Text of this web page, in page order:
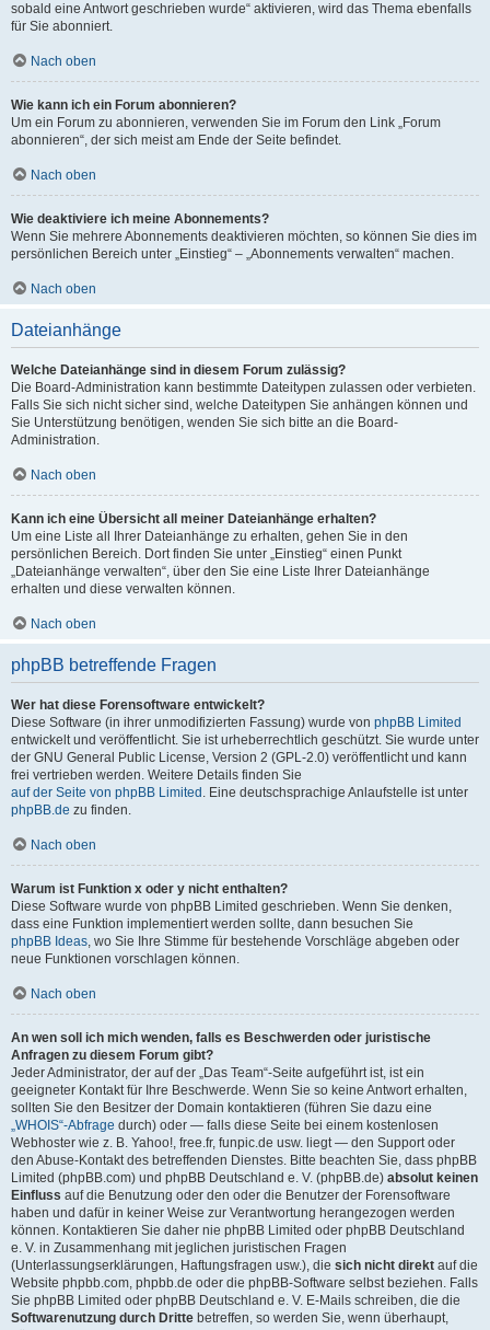
sobald eine Antwort geschrieben wurde“ aktivieren, wird das Thema ebenfalls
für Sie abonniert.
Nach oben
Wie kann ich ein Forum abonnieren?
Um ein Forum zu abonnieren, verwenden Sie im Forum den Link „Forum
abonnieren“, der sich meist am Ende der Seite befindet.
Nach oben
Wie deaktiviere ich meine Abonnements?
Wenn Sie mehrere Abonnements deaktivieren möchten, so können Sie dies im
persönlichen Bereich unter „Einstieg“ – „Abonnements verwalten“ machen.
Nach oben
Dateianhänge
Welche Dateianhänge sind in diesem Forum zulässig?
Die Board-Administration kann bestimmte Dateitypen zulassen oder verbieten.
Falls Sie sich nicht sicher sind, welche Dateitypen Sie anhängen können und
Sie Unterstützung benötigen, wenden Sie sich bitte an die Board-
Administration.
Nach oben
Kann ich eine Übersicht all meiner Dateianhänge erhalten?
Um eine Liste all Ihrer Dateianhänge zu erhalten, gehen Sie in den
persönlichen Bereich. Dort finden Sie unter „Einstieg“ einen Punkt
„Dateianhänge verwalten“, über den Sie eine Liste Ihrer Dateianhänge
erhalten und diese verwalten können.
Nach oben
phpBB betreffende Fragen
Wer hat diese Forensoftware entwickelt?
Diese Software (in ihrer unmodifizierten Fassung) wurde von phpBB Limited
entwickelt und veröffentlicht. Sie ist urheberrechtlich geschützt. Sie wurde unter
der GNU General Public License, Version 2 (GPL-2.0) veröffentlicht und kann
frei vertrieben werden. Weitere Details finden Sie
auf der Seite von phpBB Limited . Eine deutschsprachige Anlaufstelle ist unter
phpBB.de zu finden.
Nach oben
Warum ist Funktion x oder y nicht enthalten?
Diese Software wurde von phpBB Limited geschrieben. Wenn Sie denken,
dass eine Funktion implementiert werden sollte, dann besuchen Sie
phpBB Ideas, wo Sie Ihre Stimme für bestehende Vorschläge abgeben oder
neue Funktionen vorschlagen können.
Nach oben
An wen soll ich mich wenden, falls es Beschwerden oder juristische
Anfragen zu diesem Forum gibt?
Jeder Administrator, der auf der „Das Team“-Seite aufgeführt ist, ist ein
geeigneter Kontakt für Ihre Beschwerde. Wenn Sie so keine Antwort erhalten,
sollten Sie den Besitzer der Domain kontaktieren (führen Sie dazu eine
„WHOIS“-Abfrage durch) oder — falls diese Seite bei einem kostenlosen
Webhoster wie z. B. Yahoo!, free.fr, funpic.de usw. liegt — den Support oder
den Abuse-Kontakt des betreffenden Dienstes. Bitte beachten Sie, dass phpBB
Limited (phpBB.com) und phpBB Deutschland e. V. (phpBB.de) absolut keinen
Einfluss auf die Benutzung oder den oder die Benutzer der Forensoftware
haben und dafür in keiner Weise zur Verantwortung herangezogen werden
können. Kontaktieren Sie daher nie phpBB Limited oder phpBB Deutschland
e. V. in Zusammenhang mit jeglichen juristischen Fragen
(Unterlassungserklärungen, Haftungsfragen usw.), die sich nicht direkt auf die
Website phpbb.com, phpbb.de oder die phpBB-Software selbst beziehen. Falls
Sie phpBB Limited oder phpBB Deutschland e. V. E-Mails schreiben, die die
Softwarenutzung durch Dritte betreffen, so werden Sie, wenn überhaupt,